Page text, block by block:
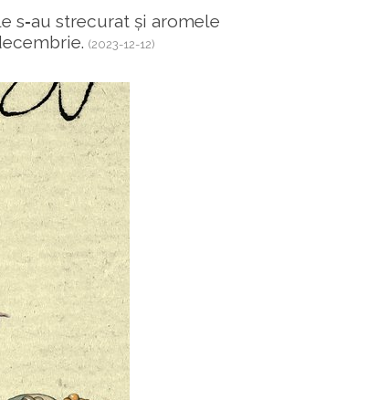
s‑au strecurat și aromele
(2023-12-12)